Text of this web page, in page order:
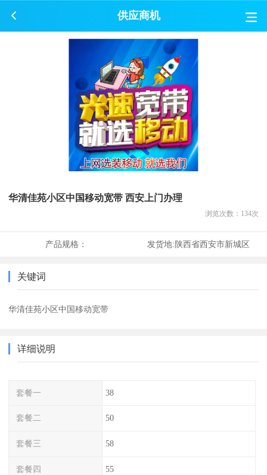
供应商机
华清佳苑小区中国移动宽带 西安上门办理
浏览次数： 134次
产品规格： 发货地:陕西省西安市新城区
关键词
华清佳苑小区中国移动宽带
详细说明
套餐一 38
套餐二 50
套餐三 58
套餐四 55